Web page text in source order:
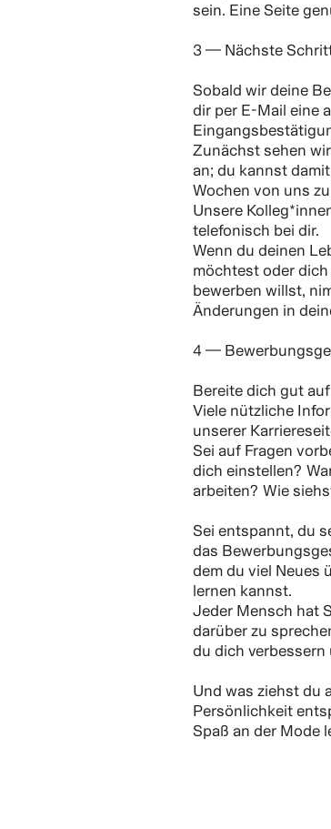
sein. Eine Seite
3 — Nächste
Sobald wir deine
dir per E-Mail eine
Zunächst sehen
an; du kannst
Wochen von uns
Unsere
telefonisch bei dir.
Wenn du deinen
möchtest oder
bewerben willst,
Änderungen in
4 —
Bereite dich gut
Viele nützliche
unserer
Sei auf Fragen
dich einstellen?
arbeiten? Wie
Sei entspannt, du
das
dem du viel Neues
lernen kannst.
Jeder Mensch hat
darüber zu
du dich
Und was ziehst du
Persönlichkeit
Spaß an der Mode